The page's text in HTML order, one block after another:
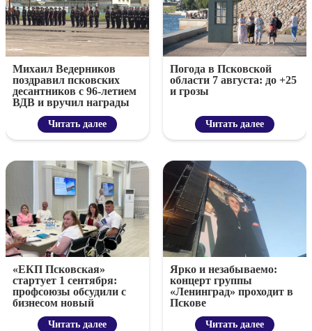
Михаил Ведерников
поздравил псковских
десантников с 96-летием
ВДВ и вручил награды
Читать далее
Погода в Псковской
области 7 августа: до +25
и грозы
Читать далее
«ЕКП Псковская»
стартует 1 сентября:
профсоюзы обсудили с
бизнесом новый
цифровой проект
Читать далее
Ярко и незабываемо:
концерт группы
«Ленинград» проходит в
Пскове
Читать далее